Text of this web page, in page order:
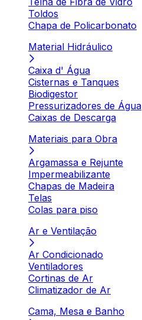
Toldos
Chapa de Policarbonato
Material Hidráulico
Caixa d' Água
Cisternas e Tanques
Biodigestor
Pressurizadores de Água
Caixas de Descarga
Materiais para Obra
Argamassa e Rejunte
Impermeabilizante
Chapas de Madeira
Telas
Colas para piso
Ar e Ventilação
Ar Condicionado
Ventiladores
Cortinas de Ar
Climatizador de Ar
Cama, Mesa e Banho